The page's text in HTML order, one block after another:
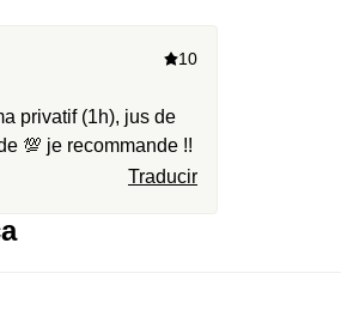
10
privatif (1h), jus de
💯 je recommande !!
Traducir